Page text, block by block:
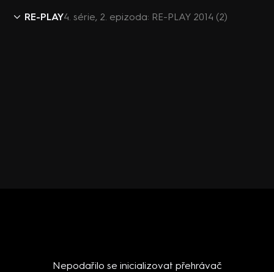
RE-PLAY4. série, 2. epizoda: RE-PLAY 2014 (2)
Nepodařilo se inicializovat přehrávač